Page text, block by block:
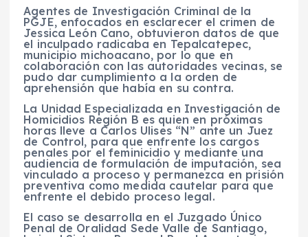
Agentes de Investigación Criminal de la
PGJE, enfocados en esclarecer el crimen de
Jessica León Cano, obtuvieron datos de que
el inculpado radicaba en Tepalcatepec,
municipio michoacano, por lo que en
colaboración con las autoridades vecinas, se
pudo dar cumplimiento a la orden de
aprehensión que había en su contra.
La Unidad Especializada en Investigación de
Homicidios Región B es quien en próximas
horas lleve a Carlos Ulises “N” ante un Juez
de Control, para que enfrente los cargos
penales por el feminicidio y mediante una
audiencia de formulación de imputación, sea
vinculado a proceso y permanezca en prisión
preventiva como medida cautelar para que
enfrente el debido proceso legal.
El caso se desarrolla en el Juzgado Único
Penal de Oralidad Sede Valle de Santiago,